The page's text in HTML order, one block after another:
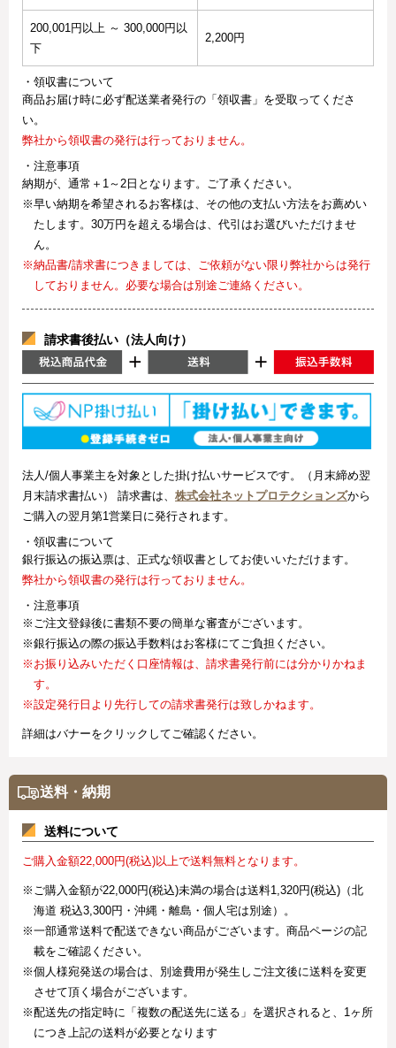
200,001円以上 ～ 300,000円以
下
2,200円
・領収書について
商品お届け時に必ず配送業者発行の「領収書」を受取ってくださ
い。
弊社から領収書の発行は行っておりません。
・注意事項
納期が、通常＋1～2日となります。ご了承ください。
※早い納期を希望されるお客様は、その他の支払い方法をお薦めい
たします。30万円を超える場合は、代引はお選びいただけませ
ん。
※納品書/請求書につきましては、ご依頼がない限り弊社からは発行
しておりません。必要な場合は別途ご連絡ください。
請求書後払い（法人向け）
法人/個人事業主を対象とした掛け払いサービスです。（月末締め翌
月末請求書払い） 請求書は、 株式会社ネットプロテクションズから
ご購入の翌月第1営業日に発行されます。
・領収書について
銀行振込の振込票は、正式な領収書としてお使いいただけます。
弊社から領収書の発行は行っておりません。
・注意事項
※ご注文登録後に書類不要の簡単な審査がございます。
※銀行振込の際の振込手数料はお客様にてご負担ください。
※お振り込みいただく口座情報は、請求書発行前には分かりかねま
す。
※設定発行日より先行しての請求書発行は致しかねます。
詳細はバナーをクリックしてご確認ください。
送料・納期
送料について
ご購入金額22,000円(税込)以上で送料無料となります。
※ご購入金額が22,000円(税込)未満の場合は送料1,320円(税込)（北
海道 税込3,300円・沖縄・離島・個人宅は別途）。
※一部通常送料で配送できない商品がございます。商品ページの記
載をご確認ください。
※個人様宛発送の場合は、別途費用が発生しご注文後に送料を変更
させて頂く場合がございます。
※配送先の指定時に「複数の配送先に送る」を選択されると、1ヶ所
につき上記の送料が必要となります